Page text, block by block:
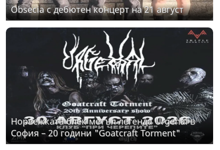
Obsecia с дебютен концерт на 21 август
Норвежката блек метъл легенда Urgehal в
София – 20 години "Goatcraft Torment"